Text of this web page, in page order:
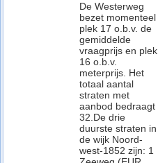
De Westerweg
bezet momenteel
plek 17 o.b.v. de
gemiddelde
vraagprijs en plek
16 o.b.v.
meterprijs. Het
totaal aantal
straten met
aanbod bedraagt
32.De drie
duurste straten in
de wijk Noord-
west-1852 zijn: 1